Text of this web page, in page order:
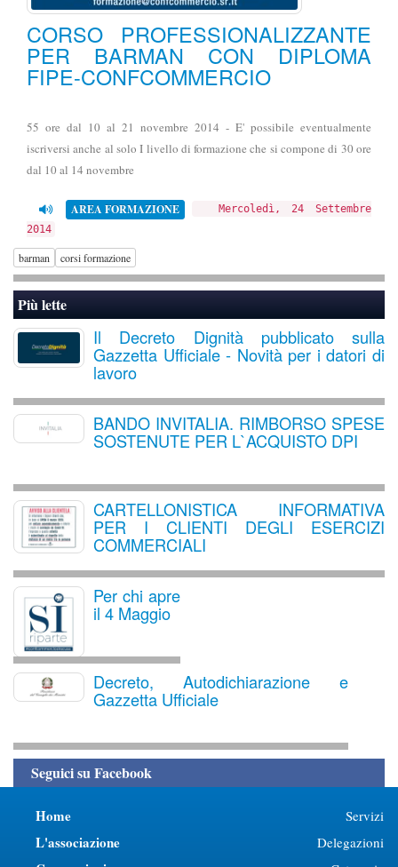
CORSO PROFESSIONALIZZANTE
PER BARMAN CON DIPLOMA
FIPE-CONFCOMMERCIO
55 ore dal 10 al 21 novembre 2014 - E' possibile eventualmente
iscriversi anche al solo I livello di formazione che si compone di 30 ore
dal 10 al 14 novembre
AREA FORMAZIONE
Mercoledì, 24 Settembre
2014
barman corsi formazione
Più lette
Il Decreto Dignità pubblicato sulla
Gazzetta Ufficiale - Novità per i datori di
lavoro
BANDO INVITALIA. RIMBORSO SPESE
SOSTENUTE PER L`ACQUISTO DPI
CARTELLONISTICA INFORMATIVA
PER I CLIENTI DEGLI ESERCIZI
COMMERCIALI
Per chi apre
il 4 Maggio
Decreto, Autodichiarazione e
Gazzetta Ufficiale
Seguici su Facebook
Home
L'associazione
Servizi
Delegazioni